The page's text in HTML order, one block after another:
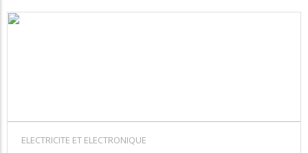
ELECTRICITE ET ELECTRONIQUE